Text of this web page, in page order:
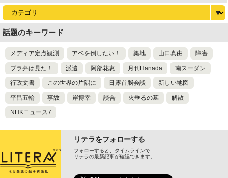
話題のキーワード
メディア定点観測 アベを倒したい！ 築地 山口真由 障害
ブラ弁は見た！ 派遣 阿部花恵 月刊Hanada 南スーダン
行政文書 この世界の片隅に 日露首脳会談 新しい地図
平昌五輪 事故 岸博幸 談合 火垂るの墓 解散
NHKニュース7
リテラをフォローする
フォローすると、タイムラインで
リテラの最新記事が確認できます。